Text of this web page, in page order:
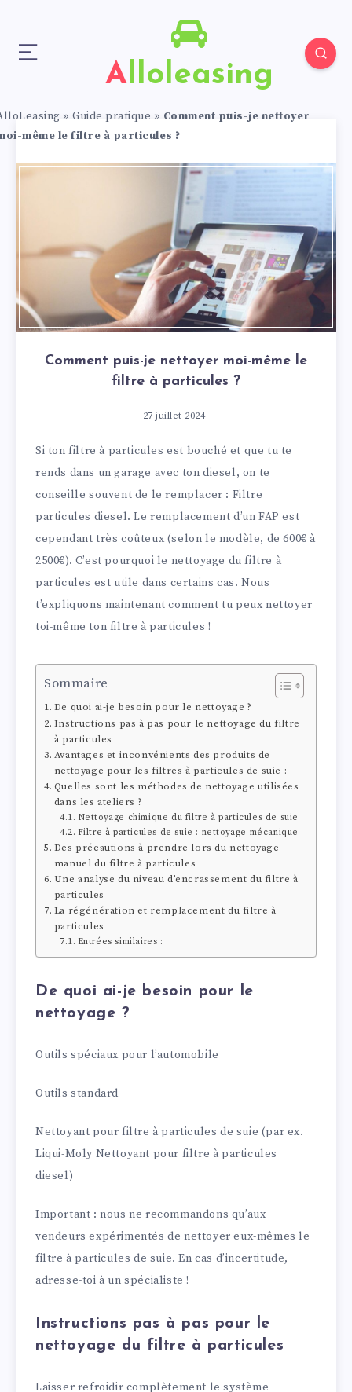
Alloleasing
» Guide pratique » Comment puis-je nettoyer
même le filtre à particules ?
Comment puis-je nettoyer moi-même le
filtre à particules ?
27 juillet 2024
Si ton filtre à particules est bouché et que tu te
rends dans un garage avec ton diesel, on te
conseille souvent de le remplacer : Filtre
particules diesel. Le remplacement d’un FAP est
cependant très coûteux (selon le modèle, de 600€ à
2500€). C’est pourquoi le nettoyage du filtre à
particules est utile dans certains cas. Nous
t’expliquons maintenant comment tu peux nettoyer
toi-même ton filtre à particules !
Sommaire
De quoi ai-je besoin pour le nettoyage ?
Instructions pas à pas pour le nettoyage du filtre
à particules
Avantages et inconvénients des produits de
nettoyage pour les filtres à particules de suie :
Quelles sont les méthodes de nettoyage utilisées
dans les ateliers ?
Nettoyage chimique du filtre à particules de suie
Filtre à particules de suie : nettoyage mécanique
Des précautions à prendre lors du nettoyage
manuel du filtre à particules
Une analyse du niveau d’encrassement du filtre à
particules
La régénération et remplacement du filtre à
particules
Entrées similaires :
De quoi ai-je besoin pour le
nettoyage ?
Outils spéciaux pour l’automobile
Outils standard
Nettoyant pour filtre à particules de suie (par ex.
Liqui-Moly Nettoyant pour filtre à particules
diesel)
Important : nous ne recommandons qu’aux
vendeurs expérimentés de nettoyer eux-mêmes le
filtre à particules de suie. En cas d’incertitude,
adresse-toi à un spécialiste !
Instructions pas à pas pour le
nettoyage du filtre à particules
Laisser refroidir complètement le système